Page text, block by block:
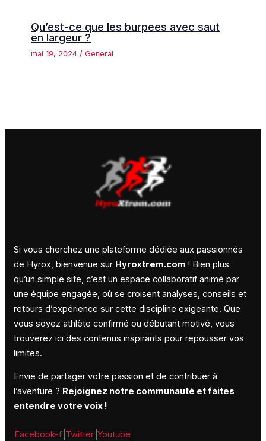
Qu’est-ce que les burpees avec saut
en largeur ?
mai 19, 2024 /General
Si vous cherchez une plateforme dédiée aux passionnés
de Hyrox, bienvenue sur Hyroxtrem.com ! Bien plus
qu’un simple site, c’est un espace collaboratif animé par
une équipe engagée, où se croisent analyses, conseils et
retours d’expérience sur cette discipline exigeante. Que
vous soyez athlète confirmé ou débutant motivé, vous
trouverez ici des contenus inspirants pour repousser vos
limites.
Envie de partager votre passion et de contribuer à
l’aventure ? Rejoignez notre communauté et faites
entendre votre voix !
Facebook-f Twitter Youtube